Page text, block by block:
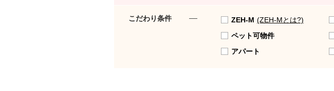
こだわり条件 ZEH-M (ZEH-Mとは?)
ペット可物件
アパート